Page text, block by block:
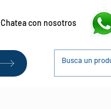
Chatea con nosotros